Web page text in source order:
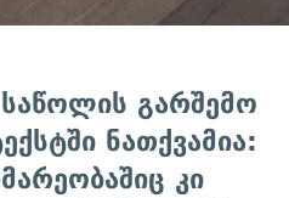
გარშემო
ნათქვამია:
კი